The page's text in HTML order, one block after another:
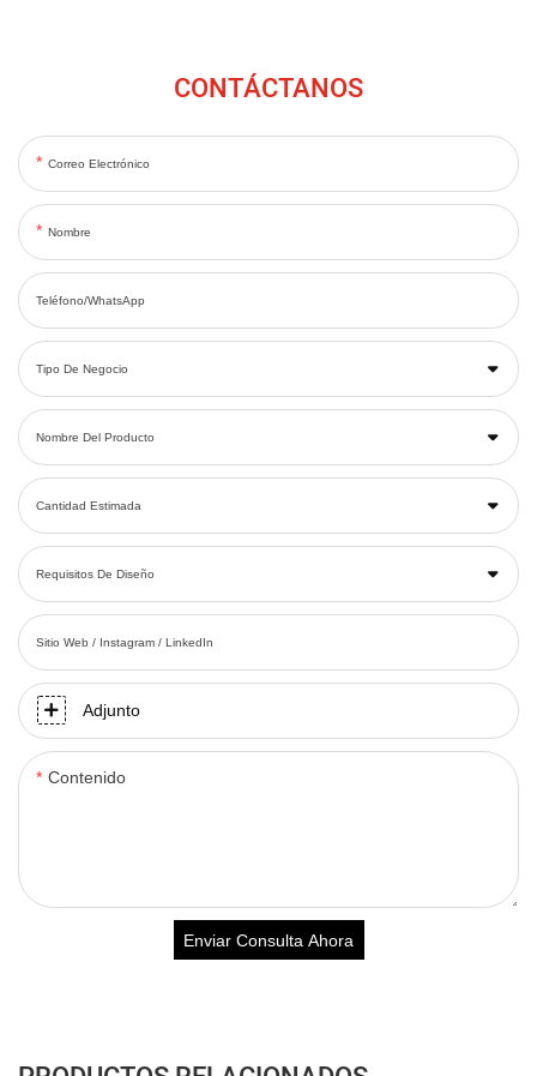
CONTÁCTANOS
Correo Electrónico
Nombre
Teléfono/WhatsApp
Tipo De Negocio
Nombre Del Producto
Cantidad Estimada
Requisitos De Diseño
Sitio Web / Instagram / LinkedIn
Adjunto
Contenido
Enviar Consulta Ahora